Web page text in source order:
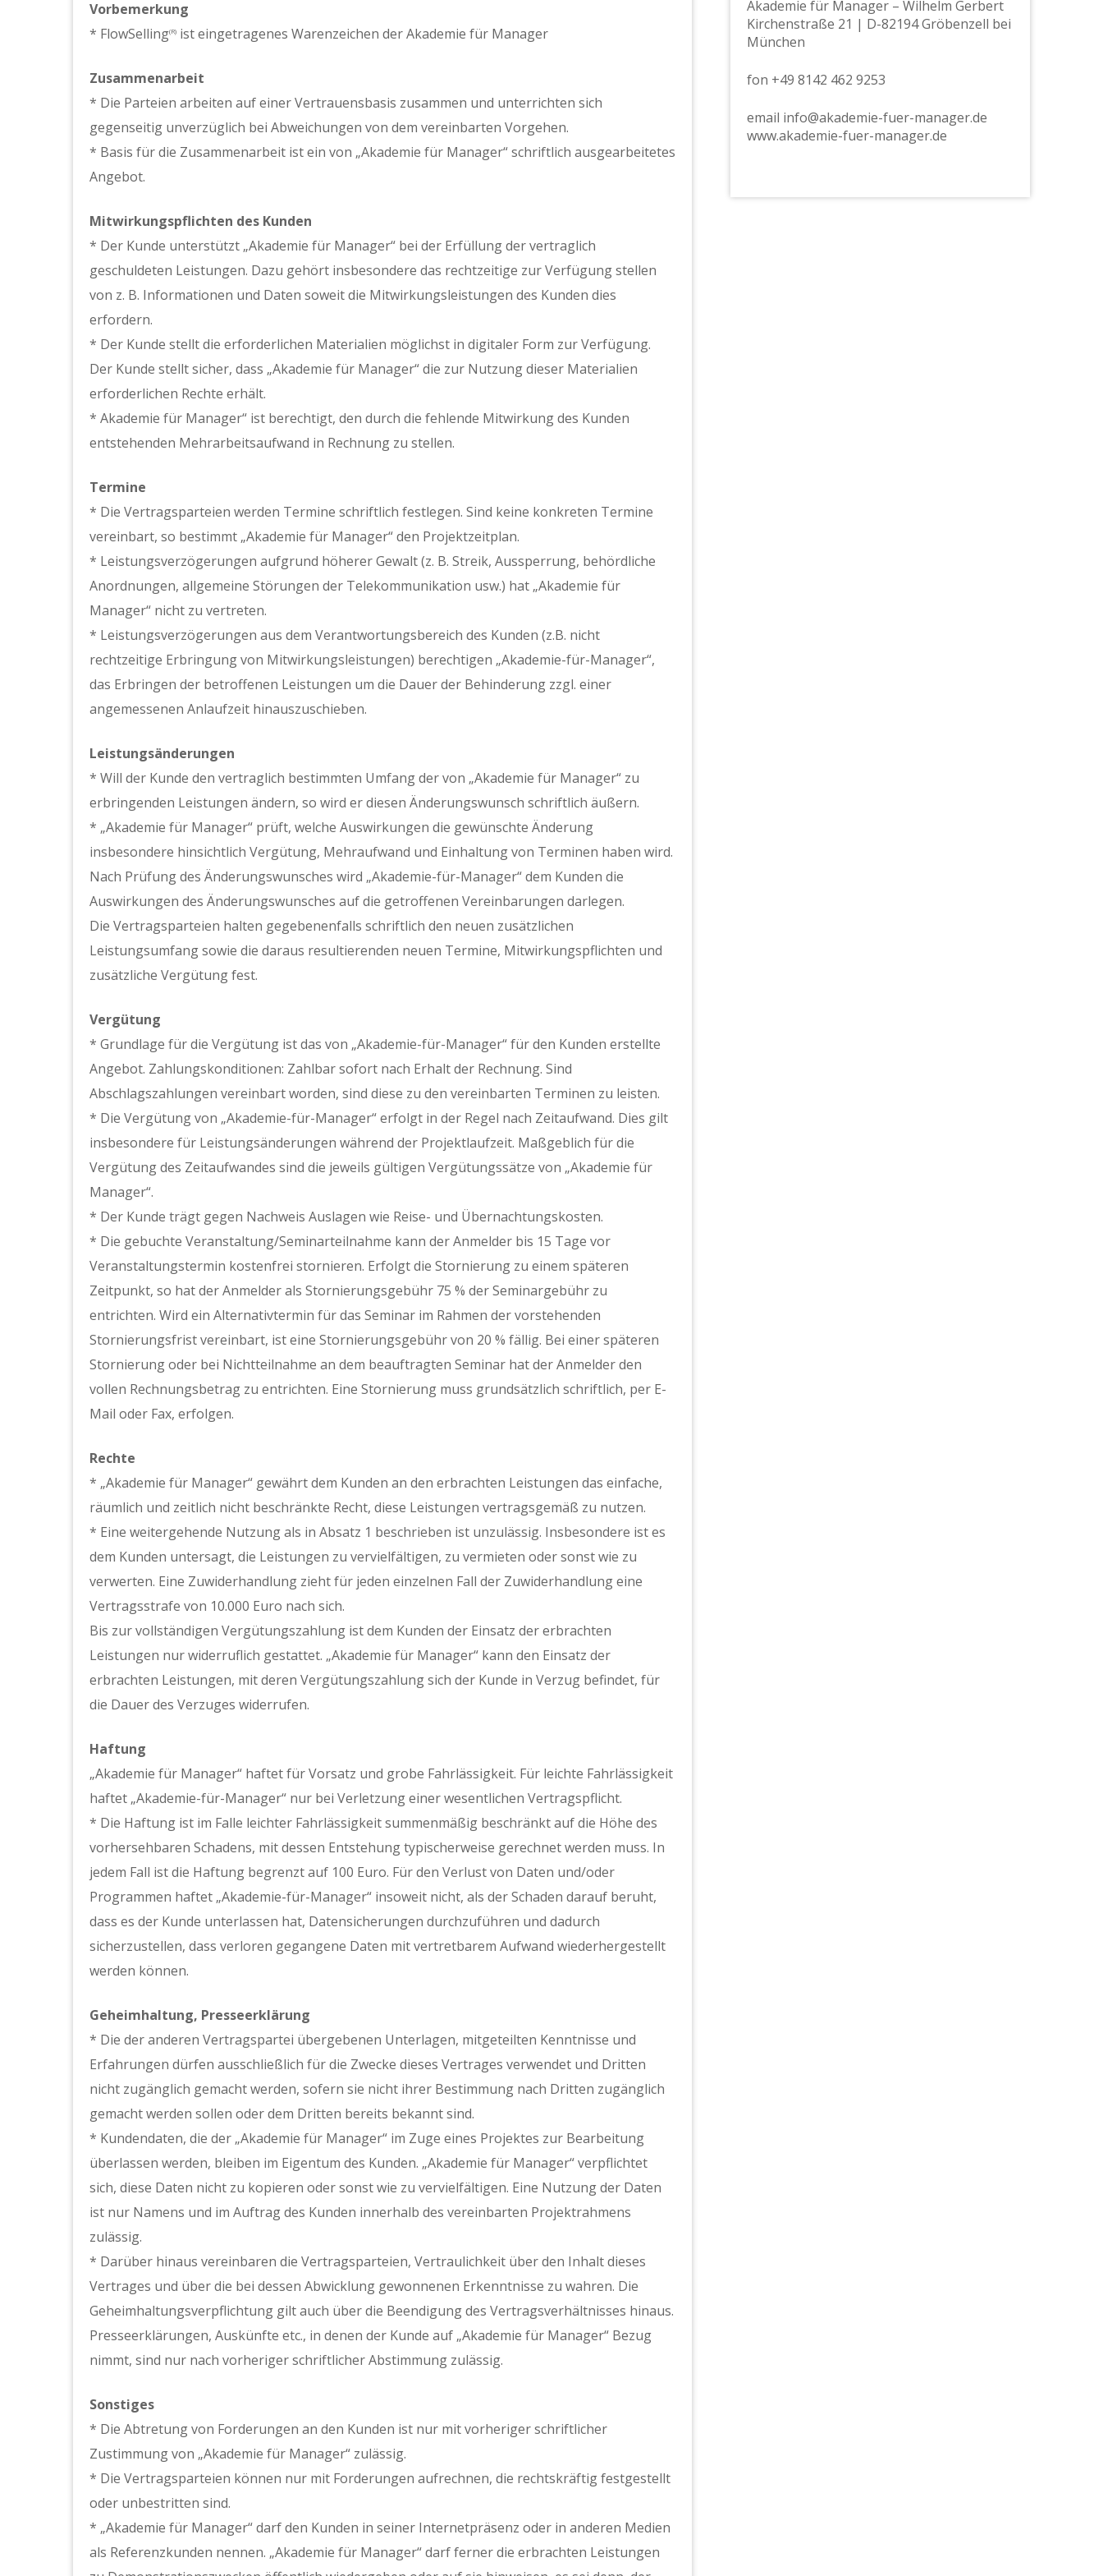
Vorbemerkung
* FlowSelling(R) ist eingetragenes Warenzeichen der Akademie für Manager
Zusammenarbeit
* Die Parteien arbeiten auf einer Vertrauensbasis zusammen und unterrichten sich
gegenseitig unverzüglich bei Abweichungen von dem vereinbarten Vorgehen.
* Basis für die Zusammenarbeit ist ein von „Akademie für Manager“ schriftlich ausgearbeitetes
Angebot.
Mitwirkungspflichten des Kunden
* Der Kunde unterstützt „Akademie für Manager“ bei der Erfüllung der vertraglich
geschuldeten Leistungen. Dazu gehört insbesondere das rechtzeitige zur Verfügung stellen
von z. B. Informationen und Daten soweit die Mitwirkungsleistungen des Kunden dies
erfordern.
* Der Kunde stellt die erforderlichen Materialien möglichst in digitaler Form zur Verfügung.
Der Kunde stellt sicher, dass „Akademie für Manager“ die zur Nutzung dieser Materialien
erforderlichen Rechte erhält.
* Akademie für Manager“ ist berechtigt, den durch die fehlende Mitwirkung des Kunden
entstehenden Mehrarbeitsaufwand in Rechnung zu stellen.
Termine
* Die Vertragsparteien werden Termine schriftlich festlegen. Sind keine konkreten Termine
vereinbart, so bestimmt „Akademie für Manager“ den Projektzeitplan.
* Leistungsverzögerungen aufgrund höherer Gewalt (z. B. Streik, Aussperrung, behördliche
Anordnungen, allgemeine Störungen der Telekommunikation usw.) hat „Akademie für
Manager“ nicht zu vertreten.
* Leistungsverzögerungen aus dem Verantwortungsbereich des Kunden (z.B. nicht
rechtzeitige Erbringung von Mitwirkungsleistungen) berechtigen „Akademie-für-Manager“,
das Erbringen der betroffenen Leistungen um die Dauer der Behinderung zzgl. einer
angemessenen Anlaufzeit hinauszuschieben.
Leistungsänderungen
* Will der Kunde den vertraglich bestimmten Umfang der von „Akademie für Manager“ zu
erbringenden Leistungen ändern, so wird er diesen Änderungswunsch schriftlich äußern.
* „Akademie für Manager“ prüft, welche Auswirkungen die gewünschte Änderung
insbesondere hinsichtlich Vergütung, Mehraufwand und Einhaltung von Terminen haben wird.
Nach Prüfung des Änderungswunsches wird „Akademie-für-Manager“ dem Kunden die
Auswirkungen des Änderungswunsches auf die getroffenen Vereinbarungen darlegen.
Die Vertragsparteien halten gegebenenfalls schriftlich den neuen zusätzlichen
Leistungsumfang sowie die daraus resultierenden neuen Termine, Mitwirkungspflichten und
zusätzliche Vergütung fest.
Vergütung
* Grundlage für die Vergütung ist das von „Akademie-für-Manager“ für den Kunden erstellte
Angebot. Zahlungskonditionen: Zahlbar sofort nach Erhalt der Rechnung. Sind
Abschlagszahlungen vereinbart worden, sind diese zu den vereinbarten Terminen zu leisten.
* Die Vergütung von „Akademie-für-Manager“ erfolgt in der Regel nach Zeitaufwand. Dies gilt
insbesondere für Leistungsänderungen während der Projektlaufzeit. Maßgeblich für die
Vergütung des Zeitaufwandes sind die jeweils gültigen Vergütungssätze von „Akademie für
Manager“.
* Der Kunde trägt gegen Nachweis Auslagen wie Reise- und Übernachtungskosten.
* Die gebuchte Veranstaltung/Seminarteilnahme kann der Anmelder bis 15 Tage vor
Veranstaltungstermin kostenfrei stornieren. Erfolgt die Stornierung zu einem späteren
Zeitpunkt, so hat der Anmelder als Stornierungsgebühr 75 % der Seminargebühr zu
entrichten. Wird ein Alternativtermin für das Seminar im Rahmen der vorstehenden
Stornierungsfrist vereinbart, ist eine Stornierungsgebühr von 20 % fällig. Bei einer späteren
Stornierung oder bei Nichtteilnahme an dem beauftragten Seminar hat der Anmelder den
vollen Rechnungsbetrag zu entrichten. Eine Stornierung muss grundsätzlich schriftlich, per E-
Mail oder Fax, erfolgen.
Rechte
* „Akademie für Manager“ gewährt dem Kunden an den erbrachten Leistungen das einfache,
räumlich und zeitlich nicht beschränkte Recht, diese Leistungen vertragsgemäß zu nutzen.
* Eine weitergehende Nutzung als in Absatz 1 beschrieben ist unzulässig. Insbesondere ist es
dem Kunden untersagt, die Leistungen zu vervielfältigen, zu vermieten oder sonst wie zu
verwerten. Eine Zuwiderhandlung zieht für jeden einzelnen Fall der Zuwiderhandlung eine
Vertragsstrafe von 10.000 Euro nach sich.
Bis zur vollständigen Vergütungszahlung ist dem Kunden der Einsatz der erbrachten
Leistungen nur widerruflich gestattet. „Akademie für Manager“ kann den Einsatz der
erbrachten Leistungen, mit deren Vergütungszahlung sich der Kunde in Verzug befindet, für
die Dauer des Verzuges widerrufen.
Haftung
„Akademie für Manager“ haftet für Vorsatz und grobe Fahrlässigkeit. Für leichte Fahrlässigkeit
haftet „Akademie-für-Manager“ nur bei Verletzung einer wesentlichen Vertragspflicht.
* Die Haftung ist im Falle leichter Fahrlässigkeit summenmäßig beschränkt auf die Höhe des
vorhersehbaren Schadens, mit dessen Entstehung typischerweise gerechnet werden muss. In
jedem Fall ist die Haftung begrenzt auf 100 Euro. Für den Verlust von Daten und/oder
Programmen haftet „Akademie-für-Manager“ insoweit nicht, als der Schaden darauf beruht,
dass es der Kunde unterlassen hat, Datensicherungen durchzuführen und dadurch
sicherzustellen, dass verloren gegangene Daten mit vertretbarem Aufwand wiederhergestellt
werden können.
Geheimhaltung, Presseerklärung
* Die der anderen Vertragspartei übergebenen Unterlagen, mitgeteilten Kenntnisse und
Erfahrungen dürfen ausschließlich für die Zwecke dieses Vertrages verwendet und Dritten
nicht zugänglich gemacht werden, sofern sie nicht ihrer Bestimmung nach Dritten zugänglich
gemacht werden sollen oder dem Dritten bereits bekannt sind.
* Kundendaten, die der „Akademie für Manager“ im Zuge eines Projektes zur Bearbeitung
überlassen werden, bleiben im Eigentum des Kunden. „Akademie für Manager“ verpflichtet
sich, diese Daten nicht zu kopieren oder sonst wie zu vervielfältigen. Eine Nutzung der Daten
ist nur Namens und im Auftrag des Kunden innerhalb des vereinbarten Projektrahmens
zulässig.
* Darüber hinaus vereinbaren die Vertragsparteien, Vertraulichkeit über den Inhalt dieses
Vertrages und über die bei dessen Abwicklung gewonnenen Erkenntnisse zu wahren. Die
Geheimhaltungsverpflichtung gilt auch über die Beendigung des Vertragsverhältnisses hinaus.
Presseerklärungen, Auskünfte etc., in denen der Kunde auf „Akademie für Manager“ Bezug
nimmt, sind nur nach vorheriger schriftlicher Abstimmung zulässig.
Sonstiges
* Die Abtretung von Forderungen an den Kunden ist nur mit vorheriger schriftlicher
Zustimmung von „Akademie für Manager“ zulässig.
* Die Vertragsparteien können nur mit Forderungen aufrechnen, die rechtskräftig festgestellt
oder unbestritten sind.
* „Akademie für Manager“ darf den Kunden in seiner Internetpräsenz oder in anderen Medien
als Referenzkunden nennen. „Akademie für Manager“ darf ferner die erbrachten Leistungen
Akademie für Manager – Wilhelm Gerbert
Kirchenstraße 21 | D-82194 Gröbenzell bei
München
fon +49 8142 462 9253
email info@akademie-fuer-manager.de
www.akademie-fuer-manager.de